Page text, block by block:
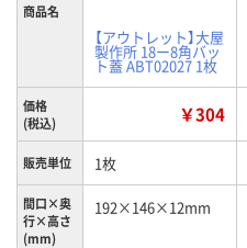
商品名
【アウトレット】大屋
製作所 18ー8角バッ
ト蓋 ABT02027 1枚
価格
(税込)
￥304
販売単位 1枚
間口×奥
行×高さ
(mm)
192×146×12mm